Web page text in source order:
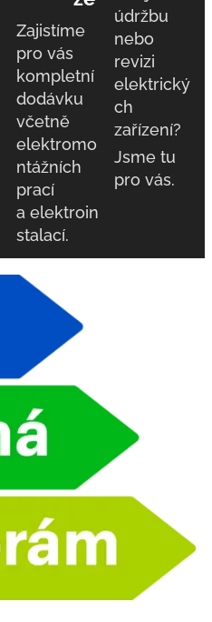
Zajistíme
pro vás
kompletní
dodávku
včetně
elektromo
ntážních
prací
a elektroin
stalací.
údržbu
nebo
revizi
elektrický
ch
zařízení?
Jsme tu
pro vás.